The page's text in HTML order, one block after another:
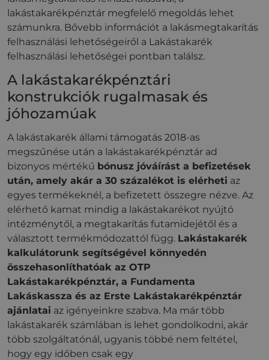
lakástakarékpénztár megfelelő megoldás lehet
számunkra. Bővebb információt a lakásmegtakarítás
felhasználási lehetőségeiről a Lakástakarék
felhasználási lehetőségei pontban találsz.
A lakástakarékpénztári
konstrukciók rugalmasak és
jóhozamúak
A lakástakarék állami támogatás 2018-as
megszűnése után a lakástakarékpénztár ad
bizonyos mértékű bónusz jóváírást a befizetések
után, amely akár a 30 százalékot is elérheti az
egyes termékeknél, a befizetett összegre nézve. Az
elérhető kamat mindig a lakástakarékot nyújtó
intézménytől, a megtakarítás futamidejétől és a
választott termékmódozattól függ. Lakástakarék
kalkulátorunk segítségével könnyedén
összehasonlíthatóak az OTP
Lakástakarékpénztár, a Fundamenta
Lakáskassza és az Erste Lakástakarékpénztár
ajánlatai az igényeinkre szabva. Ma már több
lakástakarék számlában is lehet gondolkodni, akár
több szolgáltatónál, ugyanis többé nem feltétel,
hogy egy időben csak egy